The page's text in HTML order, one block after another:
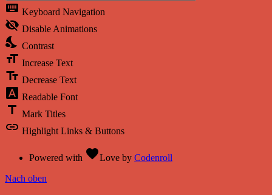
keyboard Keyboard Navigation
visibility_off Disable Animations
nights_stay Contrast
format_size Increase Text
text_fields Decrease Text
font_download Readable Font
title Mark Titles
link Highlight Links & Buttons
Powered with favoriteLove by Codenroll
Nach oben